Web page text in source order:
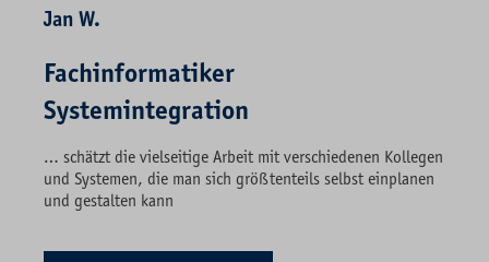
Jan W.
Fachinformatiker
Systemintegration
… schätzt die vielseitige Arbeit mit verschiedenen Kollegen
und Systemen, die man sich größtenteils selbst einplanen
und gestalten kann